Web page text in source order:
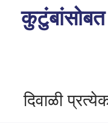
कुटुंबांसोबत
दिवाळी